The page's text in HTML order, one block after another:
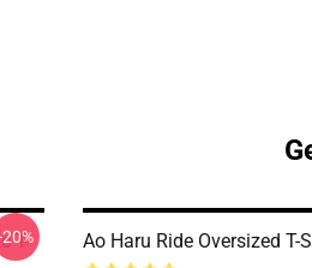
T-
Ao Haru Ride Oversized T-